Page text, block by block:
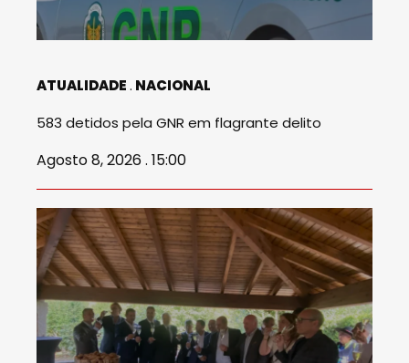
ATUALIDADE NACIONAL
583 detidos pela GNR em flagrante delito
Agosto 8, 2026 . 15:00